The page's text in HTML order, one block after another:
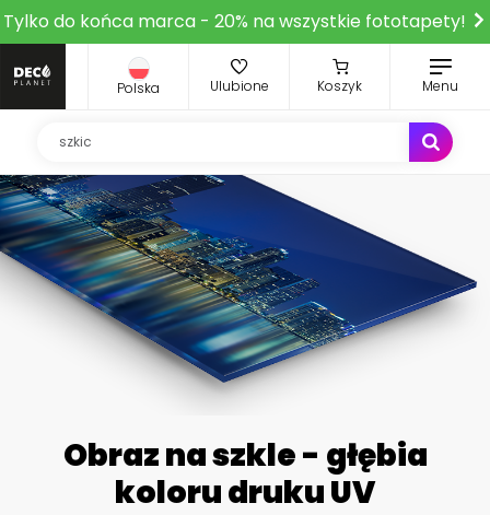
Tylko do końca marca - 20% na wszystkie fototapety!
Polska Ulubione Koszyk Menu
Obraz na szkle - głębia
koloru druku UV